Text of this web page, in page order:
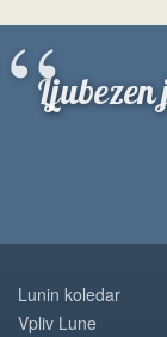
“
Lunin koledar
Vpliv Lune